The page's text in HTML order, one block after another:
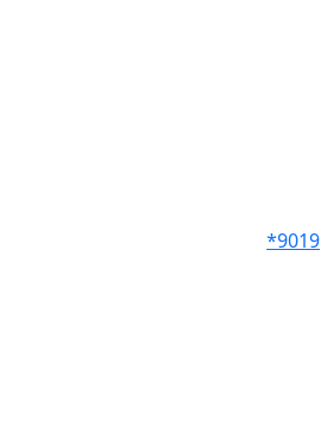
*9019